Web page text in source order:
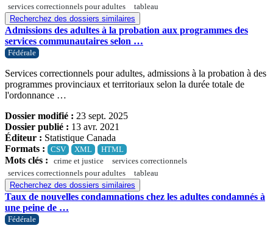
services correctionnels pour adultes
tableau
Recherchez des dossiers similaires
Admissions des adultes à la probation aux programmes des
services communautaires selon …
Fédérale
Services correctionnels pour adultes, admissions à la probation à des
programmes provinciaux et territoriaux selon la durée totale de
l'ordonnance …
Dossier modifié : 23 sept. 2025
Dossier publié : 13 avr. 2021
Éditeur : Statistique Canada
Formats :
CSV XML HTML
Mots clés : crime et justice
services correctionnels
services correctionnels pour adultes
tableau
Recherchez des dossiers similaires
Taux de nouvelles condamnations chez les adultes condamnés à
une peine de …
Fédérale